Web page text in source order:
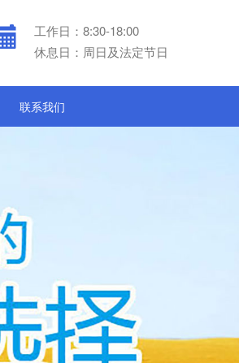
工作日：8:30-18:00
休息日：周日及法定节日
联系我们